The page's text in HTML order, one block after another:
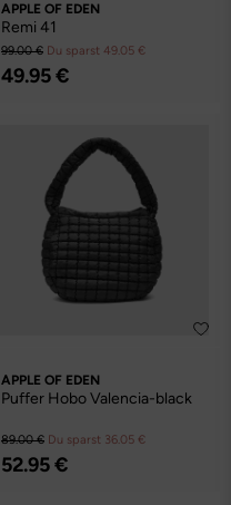
APPLE OF EDEN
Remi 41
99.00 € Du sparst 49.05 €
49.95 €
APPLE OF EDEN
Puffer Hobo Valencia-black
89.00 € Du sparst 36.05 €
52.95 €